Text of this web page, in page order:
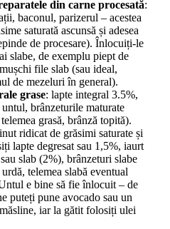
din carne procesată:
baconul, parizerul – acestea
saturată ascunsă și adesea
de procesare). Înlocuiți-le
slabe, de exemplu piept de
file slab (sau ideal,
de mezeluri în general).
grase: lapte integral 3.5%,
untul, brânzeturile maturate
grasă, brânză topită).
ridicat de grăsimi saturate și
lapte degresat sau 1,5%, iaurt
slab (2%), brânzeturi slabe
telemea slabă eventual
e bine să fie înlocuit – de
puteți pune avocado sau un
iar la gătit folosiți ulei